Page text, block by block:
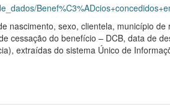
nascimento, sexo, clientela, município de
cessação do benefício – DCB, data de
extraídas do sistema Único de